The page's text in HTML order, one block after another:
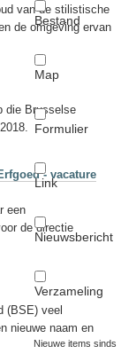
Bestand
Map
Formulier
Link
Nieuwsbericht
Verzameling
Nieuwe items sinds
van de stilistische
de omgeving ervan
die Brusselse
- vacature
een
de directie
(BSE) veel
nieuwe naam en